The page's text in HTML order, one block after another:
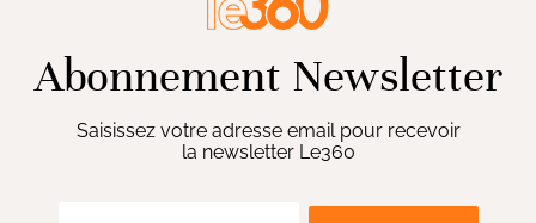
Abonnement Newsletter
Saisissez votre adresse email pour recevoir
la newsletter Le360